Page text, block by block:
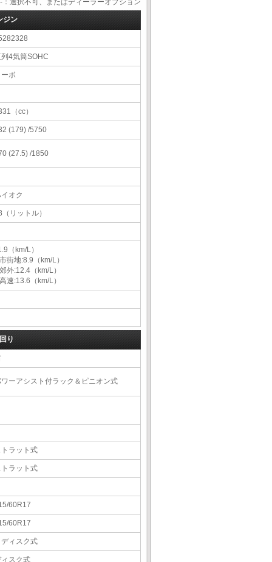
択不可、またはディーラーオプション
ジン
4気筒SOHC
ボ
（cc）
(179) /5750
(27.5) /1850
オク
（リットル）
（km/L）
街地:8.9（km/L）
外:12.4（km/L）
速:13.6（km/L）
り
ーアシスト付ラック＆ピニオン式
ラット式
ラット式
60R17
60R17
ィスク式
スク式